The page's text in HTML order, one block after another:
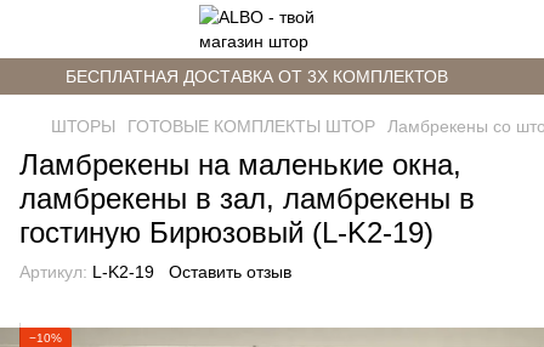
БЕСПЛАТНАЯ ДОСТАВКА ОТ 3Х КОМПЛЕКТОВ
ШТОРЫ ГОТОВЫЕ КОМПЛЕКТЫ ШТОР Ламбрекены со
Ламбрекены на маленькие окна,
ламбрекены в зал, ламбрекены в
гостиную Бирюзовый (L-K2-19)
Артикул: L-K2-19 Оставить отзыв
−10%